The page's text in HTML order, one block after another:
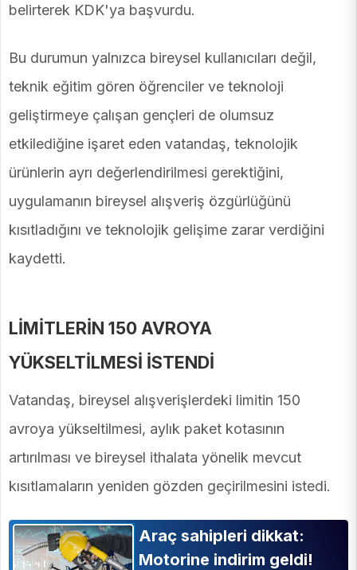
belirterek KDK'ya başvurdu.
Bu durumun yalnızca bireysel kullanıcıları değil,
teknik eğitim gören öğrenciler ve teknoloji
geliştirmeye çalışan gençleri de olumsuz
etkilediğine işaret eden vatandaş, teknolojik
ürünlerin ayrı değerlendirilmesi gerektiğini,
uygulamanın bireysel alışveriş özgürlüğünü
kısıtladığını ve teknolojik gelişime zarar verdiğini
kaydetti.
LİMİTLERİN 150 AVROYA
YÜKSELTİLMESİ İSTENDİ
Vatandaş, bireysel alışverişlerdeki limitin 150
avroya yükseltilmesi, aylık paket kotasının
artırılması ve bireysel ithalata yönelik mevcut
kısıtlamaların yeniden gözden geçirilmesini istedi.
Araç sahipleri dikkat:
Motorine indirim geldi!